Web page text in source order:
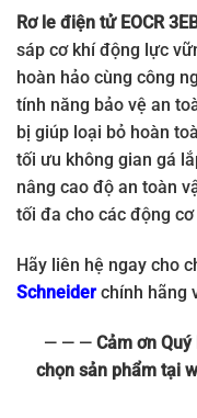
Rơ le điện tử EOCR
sáp cơ khí động lực
hoàn hảo cùng công
tính năng bảo vệ an
bị giúp loại bỏ hoàn
tối ưu không gian gá
nâng cao độ an toàn
tối đa cho các động
Hãy liên hệ ngay cho
Schneiderchính hãng
— — — Cảm ơn
chọn sản phẩm tại